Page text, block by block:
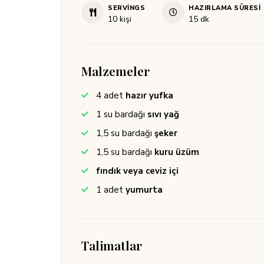
SERVINGS
10 kişi
HAZIRLAMA SÜRESI
15dakika
dk
Malzemeler
4 adet hazır yufka
1 su bardağı sıvı yağ
1,5 su bardağı şeker
1,5 su bardağı kuru üzüm
fındık veya ceviz içi
1 adet yumurta
Talimatlar